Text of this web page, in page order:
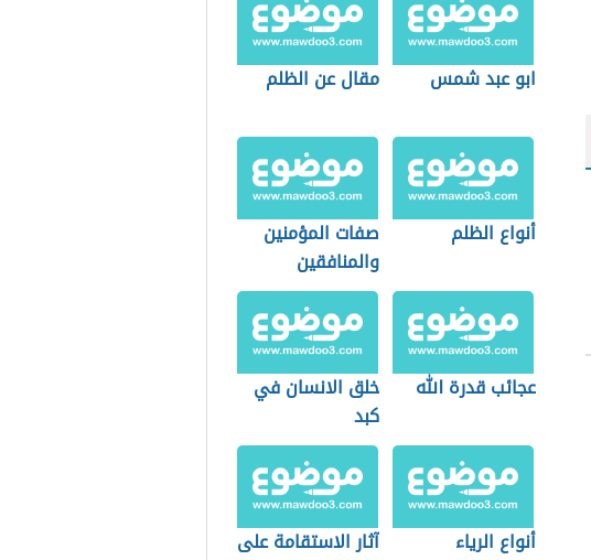
ابو عبد شمس مقال عن الظلم
أنواع الظلم
صفات المؤمنين
والمنافقين
عجائب قدرة الله
خلق الانسان في
كبد
أنواع الرياء
آثار الاستقامة على